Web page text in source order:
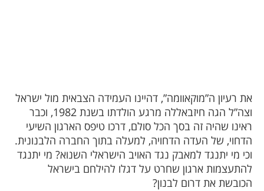
את רעיון ה”מוקאוומה”, דהיינו העמידה הצבאית מול ישראל
וצה”ל הגה חיזבאללה מרגע הולדתו בשנת 1982, וכבר
ראינו שהיה זה בסך הכל סולם, דרכו טיפס הארגון השיעי
הדחוי, של העדה הדחויה, למעלה בתוך החברה הלבנונית.
וכי מי יתנגד למאבק נגד האויב הישראלי השנוא? מי יתנגד
להתעצמות ארגון שחרט על דגלו להילחם בישראל
הכובשת את דרום לבנון?